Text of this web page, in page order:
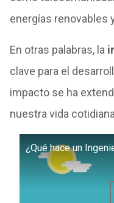
energías renovables
En otras palabras, la
clave para el
impacto se ha
nuestra vida
¿Qué hace un